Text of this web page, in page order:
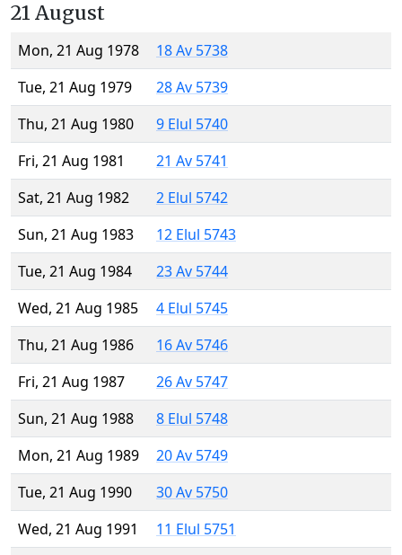
21 August
Mon, 21 Aug 1978
18 Av 5738
Tue, 21 Aug 1979
28 Av 5739
Thu, 21 Aug 1980
9 Elul 5740
Fri, 21 Aug 1981
21 Av 5741
Sat, 21 Aug 1982
2 Elul 5742
Sun, 21 Aug 1983
12 Elul 5743
Tue, 21 Aug 1984
23 Av 5744
Wed, 21 Aug 1985
4 Elul 5745
Thu, 21 Aug 1986
16 Av 5746
Fri, 21 Aug 1987
26 Av 5747
Sun, 21 Aug 1988
8 Elul 5748
Mon, 21 Aug 1989
20 Av 5749
Tue, 21 Aug 1990
30 Av 5750
Wed, 21 Aug 1991
11 Elul 5751